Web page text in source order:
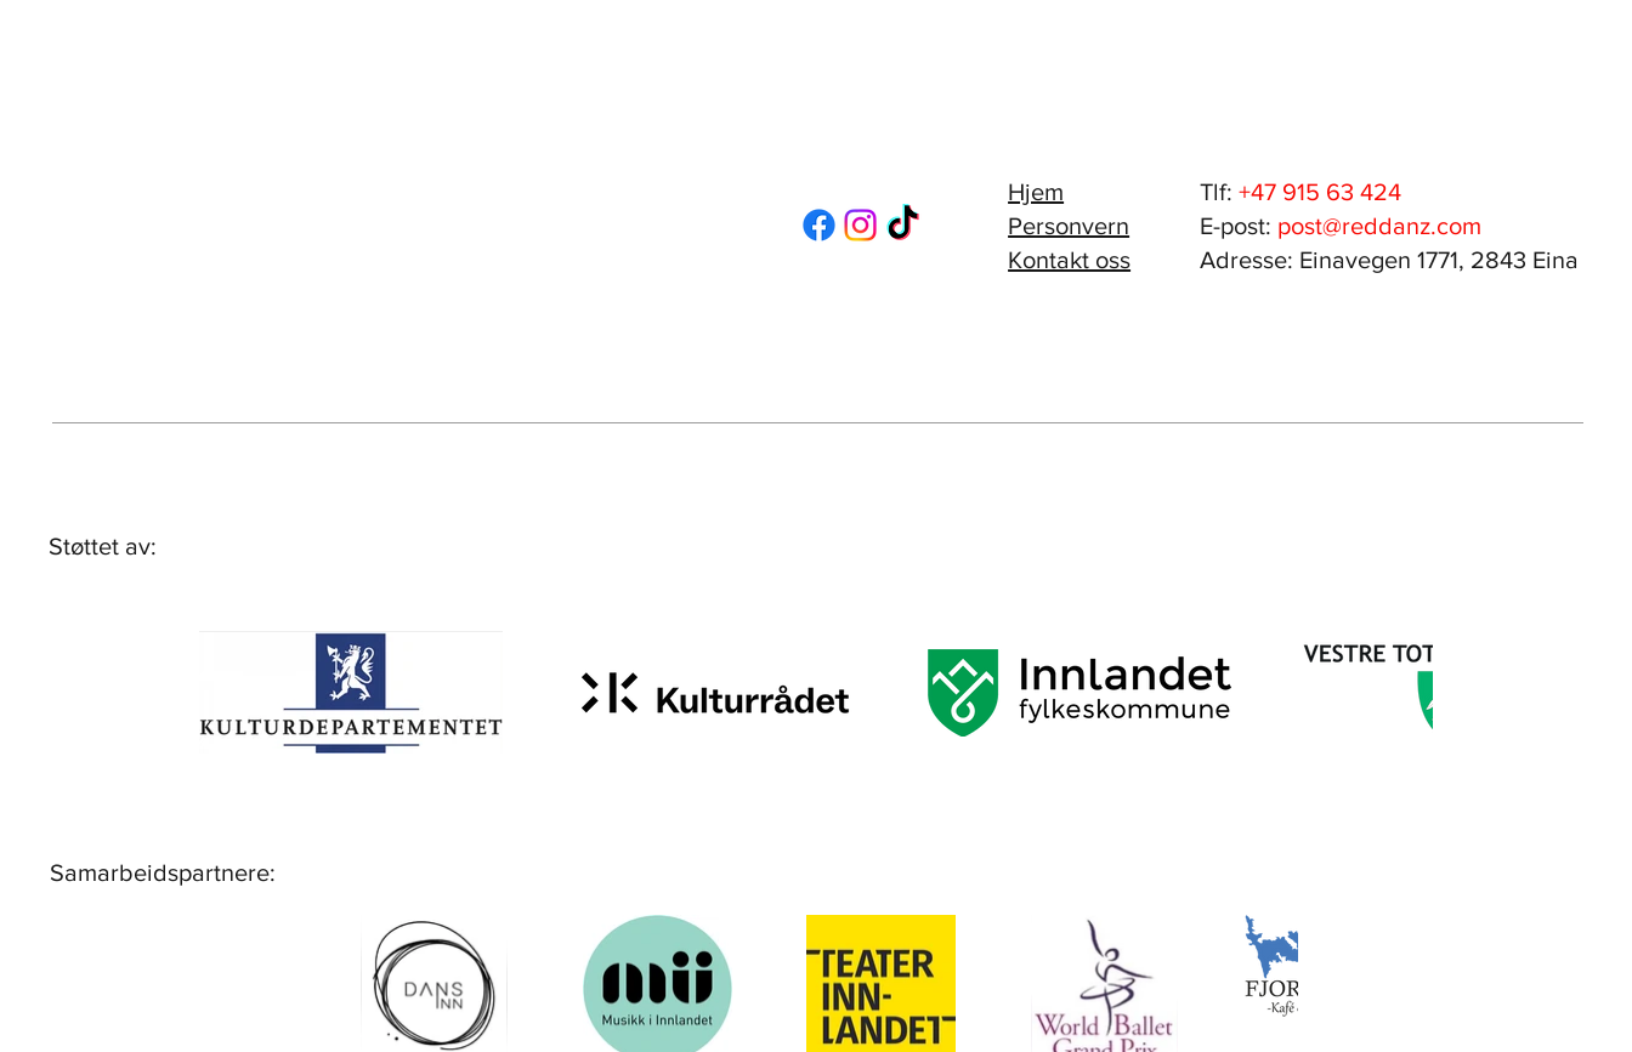
Hjem
Personvern
Kontakt oss
Tlf: +47 915 63 424
E-post: post@reddanz.com
Adresse: Einavegen 1771, 2843 Eina
Støttet av:
Samarbeidspartnere: